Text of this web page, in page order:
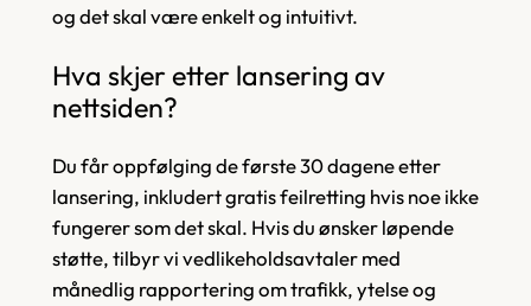
og det skal være enkelt og intuitivt.
Hva skjer etter lansering av
nettsiden?
Du får oppfølging de første 30 dagene etter
lansering, inkludert gratis feilretting hvis noe ikke
fungerer som det skal. Hvis du ønsker løpende
støtte, tilbyr vi vedlikeholdsavtaler med
månedlig rapportering om trafikk, ytelse og